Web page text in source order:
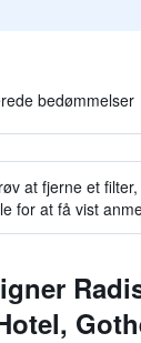
bedømmelser
at fjerne et
for at få vist